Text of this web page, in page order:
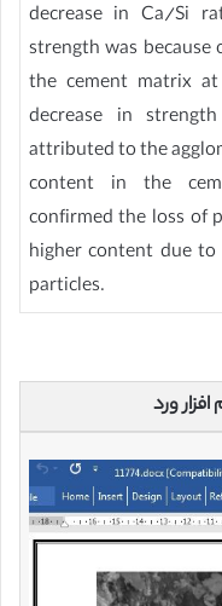
decrease in Ca/Si
strength was
the cement matrix
decrease in
attributed to the
content in the
confirmed the loss of
higher content due
particles.
ورد